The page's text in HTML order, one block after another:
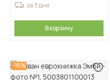
за 3 дня
В корзину
-15%